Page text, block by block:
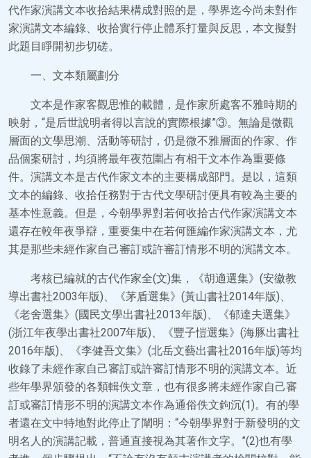
代作家演講文本收拾結果構成對照的是，學界迄今尚未對作
家演講文本編錄、收拾實行停止體系打量與反思，本文擬對
此題目睜開初步切磋。
一、文本類屬劃分
文本是作家客觀思惟的載體，是作家所處客不雅時期的
映射，“是后世說明者得以言說的實際根據”③。無論是微觀
層面的文學思潮、活動等研討，仍是微不雅層面的作家、作
品個案研討，均須將最年夜范圍占有相干文本作為重要條
件。演講文本是古代作家文本的主要構成部門。是以，這類
文本的編錄、收拾任務對于古代文學研討便具有較為主要的
基本性意義。但是，今朝學界對若何收拾古代作家演講文本
還存在較年夜爭辯，重要集中在若何匯編作家演講文本，尤
其是那些未經作家自己審訂或許審訂情形不明的演講文本。
考核已編就的古代作家全(文)集，《胡適選集》(安徽教
導出書社2003年版)、《茅盾選集》(黃山書社2014年版)、
《老舍選集》(國民文學出書社2013年版)、《郁達夫選集》
(浙江年夜學出書社2007年版)、《豐子愷選集》(海豚出書社
2016年版)、《李健吾文集》(北岳文藝出書社2016年版)等均
收錄了未經作家自己審訂或許審訂情形不明的演講文本。近
些年學界頒發的各類輯佚文章，也有很多將未經作家自己審
訂或審訂情形不明的演講文本作為通俗佚文鉤沉(1)。有的學
者還在文中特地對此停止了闡明：“今朝學界對于新發明的文
明名人的演講記載，普通直接視為其著作文字。”(2)也有學